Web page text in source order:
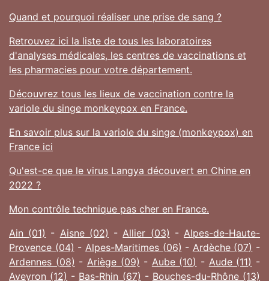
Quand et pourquoi réaliser une prise de sang ?
Retrouvez ici la liste de tous les laboratoires
d'analyses médicales, les centres de vaccinations et
les pharmacies pour votre département.
Découvrez tous les lieux de vaccination contre la
variole du singe monkeypox en France.
En savoir plus sur la variole du singe (monkeypox) en
France ici
Qu'est-ce que le virus Langya découvert en Chine en
2022 ?
Mon contrôle technique pas cher en France.
Ain (01) - Aisne (02) -Allier (03) -Alpes-de-Haute-
Provence (04) - Alpes-Maritimes (06) - Ardèche (07) -
Ardennes (08) - Ariège (09) - Aube (10) - Aude (11) -
Aveyron (12) - Bas-Rhin (67) - Bouches-du-Rhône (13)